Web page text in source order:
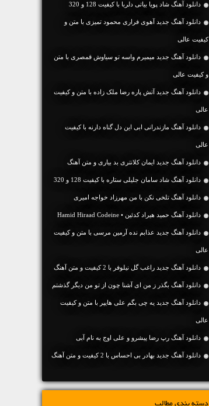
دانلود آهنگ شاد پویا بیاتی دلربا با کیفیت 128 و 320
دانلود آهنگ جديد آهوی فراری محمود تمیزی با متن و
کیفیت عالی
دانلود آهنگ جديد میمیرم واسه تو سیاوش قمصری با متن
و کیفیت عالی
دانلود آهنگ جديد آتش پاره رضا ملک زاده با متن و کیفیت
عالی
دانلود آهنگ مازندرانی ابی این دل گناه دارنه با کیفیت
عالی
دانلود آهنگ جديد ایمان کلانتری بد بیاری و متن آهنگ
دانلود آهنگ شاد سامان جلیلی ستاره با کیفیت 128 و 320
دانلود آهنگ تلخی نکن با من مهرزاد خواجه امیری
دانلود آهنگ حمید هیراد کدئین • Hamid Hiraad Codeine
دانلود آهنگ جديد عذابم نده آرمین مرسی با متن و کیفیت
عالی
دانلود آهنگ جديد راغب گل نیلوفر با 2 کیفیت و متن آهنگ
دانلود آهنگ بگذر ز من ای آشنا چون از تو من دیگر گذشتم
دانلود آهنگ جديد یه چی بگم علی هایپر با متن و کیفیت
عالی
دانلود آهنگ رپ رضا پیشرو و علی اوج به نام آبی
دانلود آهنگ جديد بهادر بی احساس با 2 کیفیت و متن آهنگ
دسته بندی مطالب